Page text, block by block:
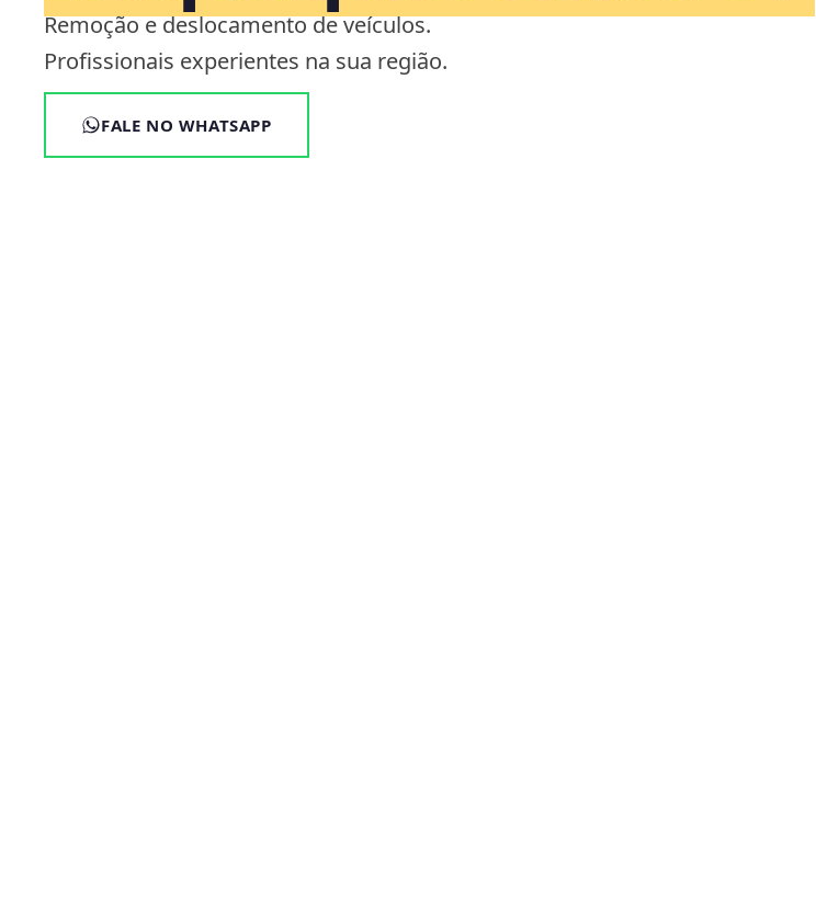
Remoção e deslocamento de veículos.
Profissionais experientes na sua região.
FALE NO WHATSAPP